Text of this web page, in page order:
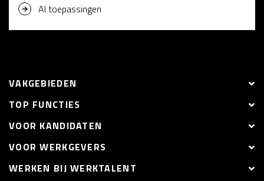
AI toepassingen
VAKGEBIEDEN
TOP FUNCTIES
VOOR KANDIDATEN
VOOR WERKGEVERS
WERKEN BIJ WERKTALENT